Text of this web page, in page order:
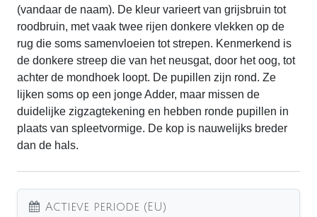
(vandaar de naam). De kleur varieert van grijsbruin tot
roodbruin, met vaak twee rijen donkere vlekken op de
rug die soms samenvloeien tot strepen. Kenmerkend is
de donkere streep die van het neusgat, door het oog, tot
achter de mondhoek loopt. De pupillen zijn rond. Ze
lijken soms op een jonge Adder, maar missen de
duidelijke zigzagtekening en hebben ronde pupillen in
plaats van spleetvormige. De kop is nauwelijks breder
dan de hals.
Actieve periode (EU)